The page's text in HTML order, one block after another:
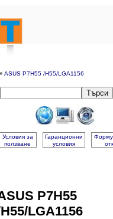
ASUS P7H55 /H55/LGA1156
Търси
Условия за
ползване
Гаранционни
условия
P7H55
LGA1156